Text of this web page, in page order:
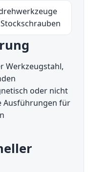
Werkzeugstahl,
oder nicht
Ausführungen für